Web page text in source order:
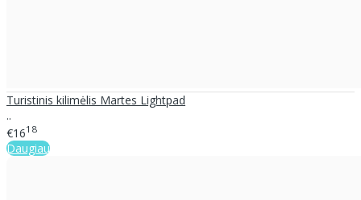
Turistinis kilimėlis Martes Lightpad
..
€1618
Daugiau